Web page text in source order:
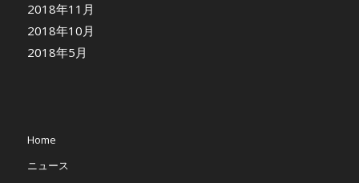
2018年11月
2018年10月
2018年5月
Home
ニュース